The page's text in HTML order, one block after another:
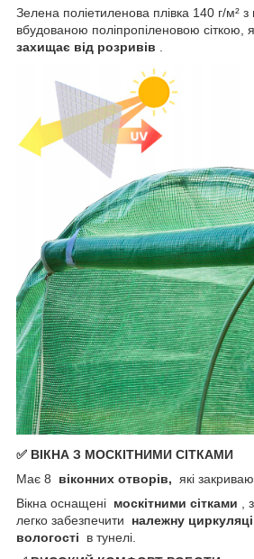
Зелена поліетиленова плівка 140 г/м² з
вбудованою поліпропіленовою сіткою,
захищає від розривів
✅ ВІКНА З МОСКІТНИМИ СІТКАМИ
Має 8
віконних отворів, які
Вікна оснащені москітними сітками ,
легко забезпечити належну
вологості в тунелі.